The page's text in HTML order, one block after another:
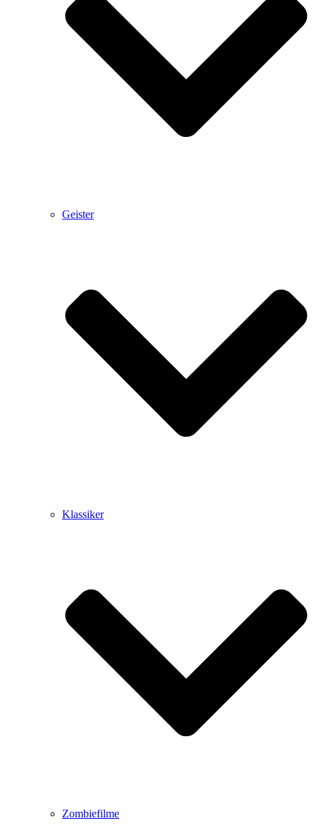
Geister
Klassiker
Zombiefilme